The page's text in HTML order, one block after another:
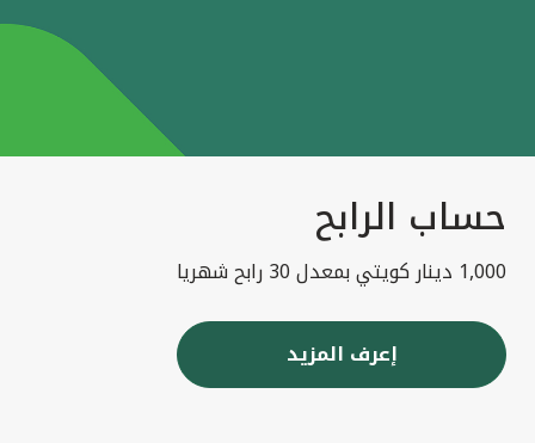
حساب الرابح
1,000 دينار كويتي بمعدل 30 رابح شهريا
إعرف المزيد